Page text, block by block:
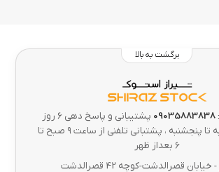
برگشت به بالا
09035883838
پشتیبانی و پاسخ دهی 6 روز
در هفته از شنبه تا پنجشنبه ، پشتبانی تلفنی از ساعت ۹ صبح تا
۶ بعداز ظهر
قصرالدشت-کوچه 42 قصرالدشت